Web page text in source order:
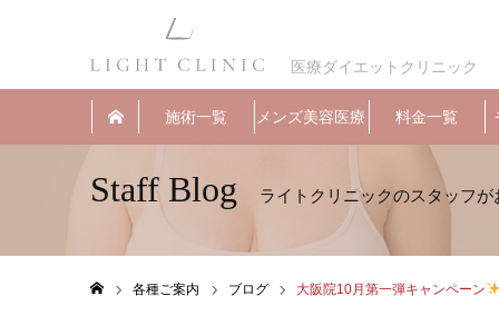
医療ダイエットクリニック
施術一覧 メンズ美容医療 料金一覧
Staff Blog
各種ご案内 ブログ 大阪院10月第一弾キャンペーン